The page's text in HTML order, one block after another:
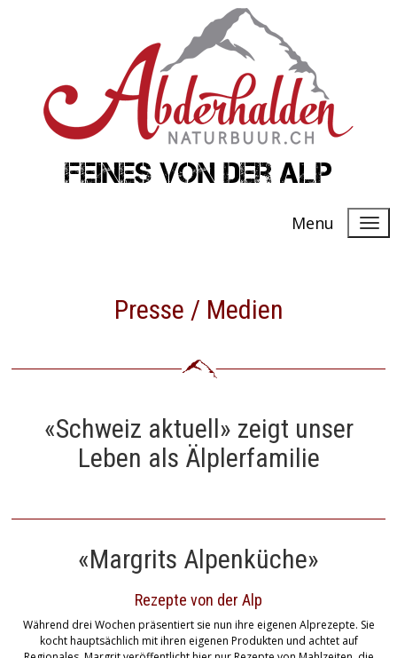
Feines von der Alp
Menu
Presse / Medien
«Schweiz aktuell» zeigt unser
Leben als Älplerfamilie
«Margrits Alpenküche»
Rezepte von der Alp
Während drei Wochen präsentiert sie nun ihre eigenen Alprezepte. Sie
kocht hauptsächlich mit ihren eigenen Produkten und achtet auf